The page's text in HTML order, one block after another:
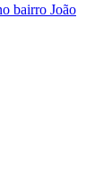
bairro João